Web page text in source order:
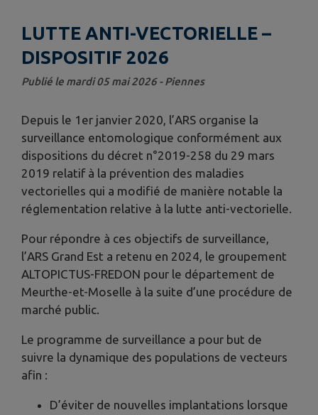
LUTTE ANTI-VECTORIELLE –
DISPOSITIF 2026
Publié le mardi 05 mai 2026 - Piennes
Depuis le 1er janvier 2020, l’ARS organise la
surveillance entomologique conformément aux
dispositions du décret n°2019-258 du 29 mars
2019 relatif à la prévention des maladies
vectorielles qui a modifié de manière notable la
réglementation relative à la lutte anti-vectorielle.
Pour répondre à ces objectifs de surveillance,
l’ARS Grand Est a retenu en 2024, le groupement
ALTOPICTUS-FREDON pour le département de
Meurthe-et-Moselle à la suite d’une procédure de
marché public.
Le programme de surveillance a pour but de
suivre la dynamique des populations de vecteurs
afin :
D’éviter de nouvelles implantations lorsque